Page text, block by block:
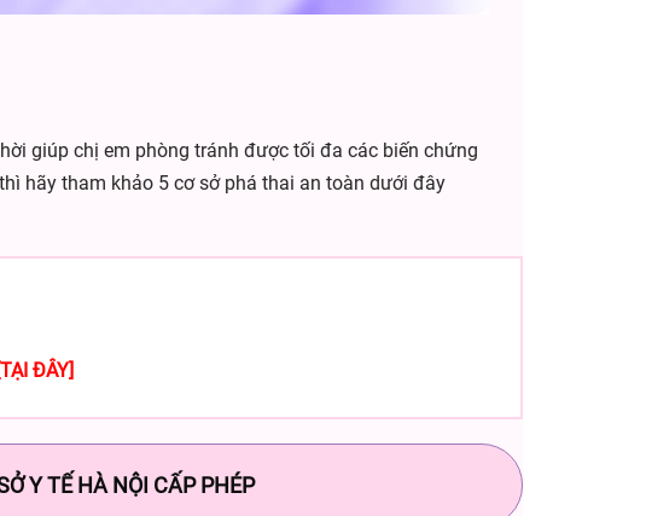
giúp chị em phòng tránh được tối đa các biến chứng
hãy tham khảo 5 cơ sở phá thai an toàn dưới đây
[TẠI ĐÂY]
Y TẾ HÀ NỘI CẤP PHÉP